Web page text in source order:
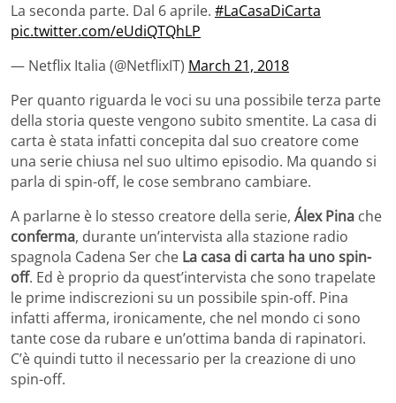
La seconda parte. Dal 6 aprile. #LaCasaDiCarta
pic.twitter.com/eUdiQTQhLP
— Netflix Italia (@NetflixIT) March 21, 2018
Per quanto riguarda le voci su una possibile terza parte
della storia queste vengono subito smentite. La casa di
carta è stata infatti concepita dal suo creatore come
una serie chiusa nel suo ultimo episodio. Ma quando si
parla di spin-off, le cose sembrano cambiare.
A parlarne è lo stesso creatore della serie, Álex Pina che
conferma, durante un’intervista alla stazione radio
spagnola Cadena Ser che La casa di carta ha uno spin-
off. Ed è proprio da quest’intervista che sono trapelate
le prime indiscrezioni su un possibile spin-off. Pina
infatti afferma, ironicamente, che nel mondo ci sono
tante cose da rubare e un’ottima banda di rapinatori.
C’è quindi tutto il necessario per la creazione di uno
spin-off.